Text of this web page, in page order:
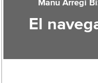
Manu Arregi
El